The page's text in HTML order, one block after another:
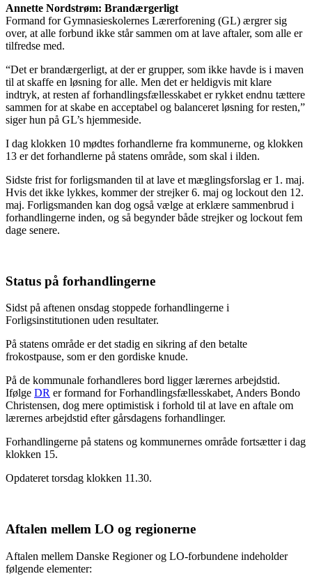
Annette Nordstrøm: Brandærgerligt
Formand for Gymnasieskolernes Lærerforening (GL) ærgrer sig
over, at alle forbund ikke står sammen om at lave aftaler, som alle er
tilfredse med.
“Det er brandærgerligt, at der er grupper, som ikke havde is i maven
til at skaffe en løsning for alle. Men det er heldigvis mit klare
indtryk, at resten af forhandlingsfællesskabet er rykket endnu tættere
sammen for at skabe en acceptabel og balanceret løsning for resten,”
siger hun på GL’s hjemmeside.
I dag klokken 10 mødtes forhandlerne fra kommunerne, og klokken
13 er det forhandlerne på statens område, som skal i ilden.
Sidste frist for forligsmanden til at lave et mæglingsforslag er 1. maj.
Hvis det ikke lykkes, kommer der strejker 6. maj og lockout den 12.
maj. Forligsmanden kan dog også vælge at erklære sammenbrud i
forhandlingerne inden, og så begynder både strejker og lockout fem
dage senere.
Status på forhandlingerne
Sidst på aftenen onsdag stoppede forhandlingerne i
Forligsinstitutionen uden resultater.
På statens område er det stadig en sikring af den betalte
frokostpause, som er den gordiske knude.
På de kommunale forhandleres bord ligger lærernes arbejdstid.
Ifølge DR er formand for Forhandlingsfællesskabet, Anders Bondo
Christensen, dog mere optimistisk i forhold til at lave en aftale om
lærernes arbejdstid efter gårsdagens forhandlinger.
Forhandlingerne på statens og kommunernes område fortsætter i dag
klokken 15.
Opdateret torsdag klokken 11.30.
Aftalen mellem LO og regionerne
Aftalen mellem Danske Regioner og LO-forbundene indeholder
følgende elementer: